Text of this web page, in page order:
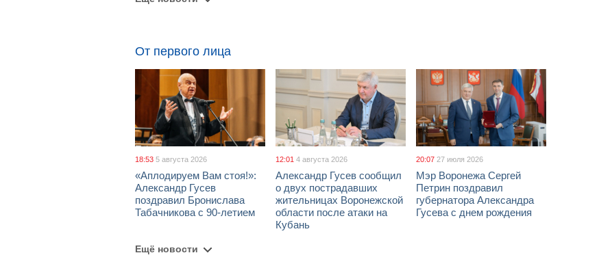
От первого лица
18:53 5 августа 2026
«Аплодируем Вам стоя!»:
Александр Гусев
поздравил Бронислава
Табачникова с 90-летием
12:01 4 августа 2026
Александр Гусев сообщил
о двух пострадавших
жительницах Воронежской
области после атаки на
Кубань
20:07 27 июля 2026
Мэр Воронежа Сергей
Петрин поздравил
губернатора Александра
Гусева с днем рождения
Ещё новости